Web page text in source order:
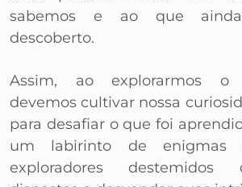
sabemos e ao que
descoberto.
Assim, ao explorarmos o
devemos cultivar nossa
para desafiar o que foi
um labirinto de enigmas
exploradores destemidos